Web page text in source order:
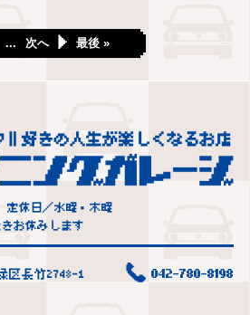
... 次へ 最後 »
定休日／水曜・木曜
お休みします
区長竹2748-1 042-780-8198